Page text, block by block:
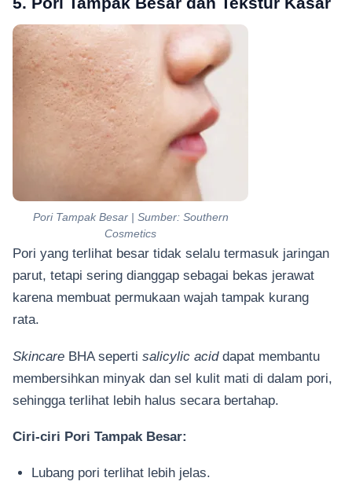
Pori Tampak Besar | Sumber: Southern
Cosmetics
Pori yang terlihat besar tidak selalu termasuk jaringan
parut, tetapi sering dianggap sebagai bekas jerawat
karena membuat permukaan wajah tampak kurang
rata.
Skincare BHA seperti salicylic aciddapat membantu
membersihkan minyak dan sel kulit mati di dalam pori,
sehingga terlihat lebih halus secara bertahap.
Ciri-ciri Pori Tampak Besar:
Lubang pori terlihat lebih jelas.